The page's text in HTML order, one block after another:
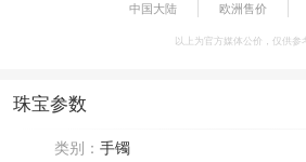
中国大陆 欧洲售价
以上为官方媒体公价，仅供参
珠宝参数
类别： 手镯